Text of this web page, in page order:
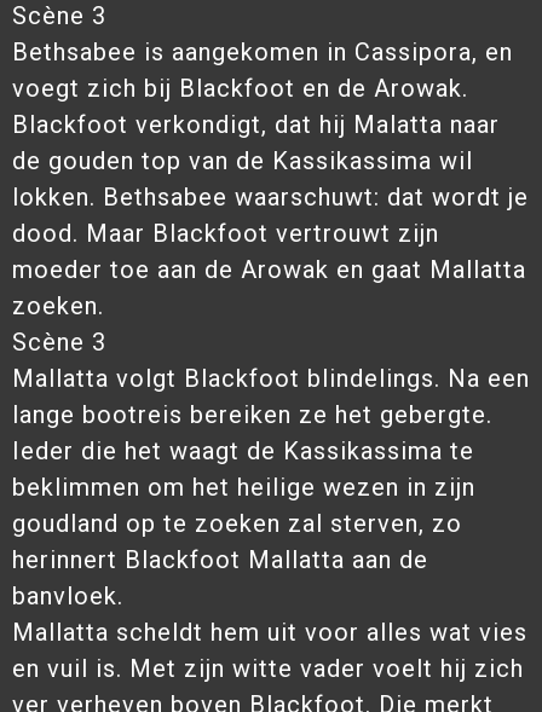
Scène 3
Bethsabee is aangekomen in Cassipora, en
voegt zich bij Blackfoot en de Arowak.
Blackfoot verkondigt, dat hij Malatta naar
de gouden top van de Kassikassima wil
lokken. Bethsabee waarschuwt: dat wordt je
dood. Maar Blackfoot vertrouwt zijn
moeder toe aan de Arowak en gaat Mallatta
zoeken.
Scène 3
Mallatta volgt Blackfoot blindelings. Na een
lange bootreis bereiken ze het gebergte.
Ieder die het waagt de Kassikassima te
beklimmen om het heilige wezen in zijn
goudland op te zoeken zal sterven, zo
herinnert Blackfoot Mallatta aan de
banvloek.
Mallatta scheldt hem uit voor alles wat vies
en vuil is. Met zijn witte vader voelt hij zich
ver verheven boven Blackfoot. Die merkt